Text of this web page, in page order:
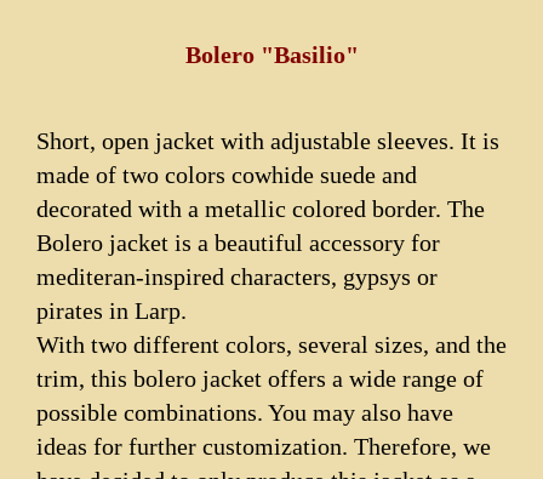
Bolero "Basilio"
Short, open jacket with adjustable sleeves. It is
made of two colors cowhide suede and
decorated with a metallic colored border. The
Bolero jacket is a beautiful accessory for
mediteran-inspired characters, gypsys or
pirates in Larp.
With two different colors, several sizes, and the
trim, this bolero jacket offers a wide range of
possible combinations. You may also have
ideas for further customization. Therefore, we